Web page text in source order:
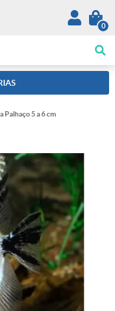
0
Palhaço 5 a 6 cm